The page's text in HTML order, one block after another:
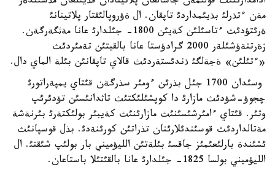
مةن ءتذرلئ بذيئمداردئ تاپقان. ال ةؤروپالئقتار پلاتينانئ
ةرئتؤدئث ءتاسئلئن كةيئن 1800- جئلدارئ عانا مةثگةرگةن.
زةرتتةؤشئلةر 2000 گرادؤستا عانا بالقيتئن تةمئردئث
«ءتئلئن» ةجةلگئ ذندئستةردئث قالاي تاپقانئن بئلة الماي دال.
وسئدان 1700 جئل بذرئن ءومئر سذرگةن قئتاي يمپةراتورئ
چجوؤ-شؤدئث مازارئ دا كوپشئلئكتئث تاثدانئسئن تؤدئرئپ
وتئر. قئتاي ءامئرشئسئنئث مازارئنئث كةيبئر بولئكتةرئ بئرنةشة
مةتالداردئث قوسئندئلارئنان تذراتئن كورئنةدئ. بذل قوسپانئث
ئشئندة بارلئعئمئز جاقسئ بئلةتئن الليؤميني بار بولئپ شئقتئ. ال
الليؤميني بولسا 1825- جئلدارئ عانا بالقئتئلا باستاعان.